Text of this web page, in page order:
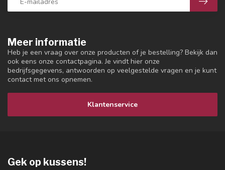
Meer informatie
Heb je een vraag over onze producten of je bestelling? Bekijk dan
ook eens onze contactpagina. Je vindt hier onze
bedrijfsgegevens, antwoorden op veelgestelde vragen en je kunt
contact met ons opnemen.
Klantenservice
Gek op kussens!